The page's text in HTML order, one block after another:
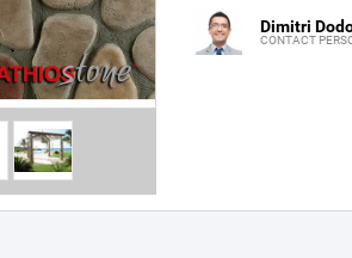
Dimitri
CONTACT